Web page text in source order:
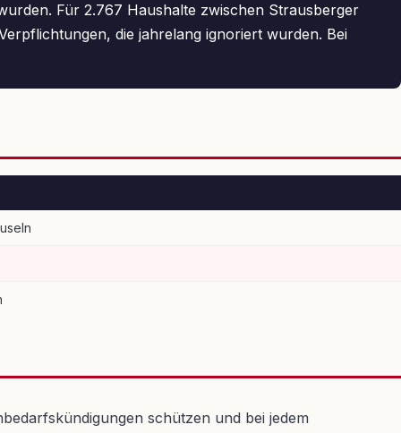
Für 2.767 Haushalte zwischen Strausberger
die jahrelang ignoriert wurden. Bei
schützen und bei jedem